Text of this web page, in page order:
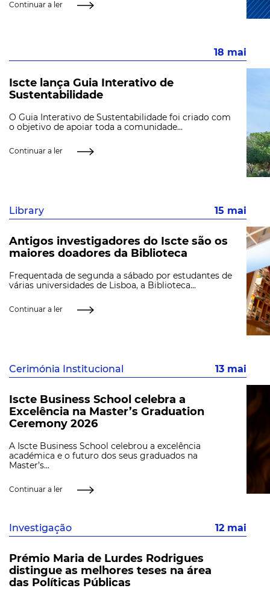
Continuar a ler
18 mai
Iscte lança Guia Interativo de
Sustentabilidade
O Guia Interativo de Sustentabilidade foi criado com
o objetivo de apoiar toda a comunidade...
Continuar a ler
Library 15 mai
Antigos investigadores do Iscte são os
maiores doadores da Biblioteca
Frequentada de segunda a sábado por estudantes de
várias universidades de Lisboa, a Biblioteca...
Continuar a ler
Cerimónia Institucional 13 mai
Iscte Business School celebra a
Excelência na Master’s Graduation
Ceremony 2026
A Iscte Business School celebrou a excelência
académica e o futuro dos seus graduados na
Master’s...
Continuar a ler
Investigação 12 mai
Prémio Maria de Lurdes Rodrigues
distingue as melhores teses na área
das Políticas Públicas